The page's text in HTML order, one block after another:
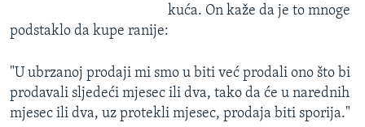
kuća. On kaže da je to mnoge
podstaklo da kupe ranije:
"U ubrzanoj prodaji mi smo u biti već prodali ono što bi
prodavali sljedeći mjesec ili dva, tako da će u narednih
mjesec ili dva, uz protekli mjesec, prodaja biti sporija."